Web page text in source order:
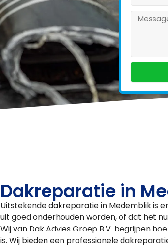
Dakreparatie in
Uitstekende dakreparatie in Medemblik is
uit goed onderhouden worden, of dat het
Wij van Dak Advies Groep B.V. begrijpen
is. Wij bieden een professionele